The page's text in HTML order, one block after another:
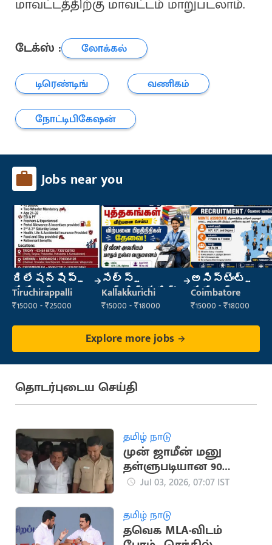
மாவட்டத்திற்கு மாவட்டம் மாறுபடலாம்.
டேக்ஸ் :
லோக்கல்
டிரெண்டிங்
வணிகம்
நோட்டிபிகேஷன்
Jobs near you
రిలేషన్‌షిప్
మేనేజర్
Tiruchirappalli
₹15000 - ₹25000
సేల్స్
ఎగ్జిక్యూటివ్
Kallakkurichi
₹15000 - ₹18000
అసిస్టెంట్
మేనేజర్
Coimbatore
₹15000 - ₹18000
Explore more jobs
தொடர்புடைய செய்தி
தமிழ் நாடு
முன் ஜாமீன் மனு
தள்ளுபடியான 90
நிமிடங்களில் திமுக
Jul 03, 2026, 07:07 IST
தமிழ் நாடு
தவெக MLA-விடம்